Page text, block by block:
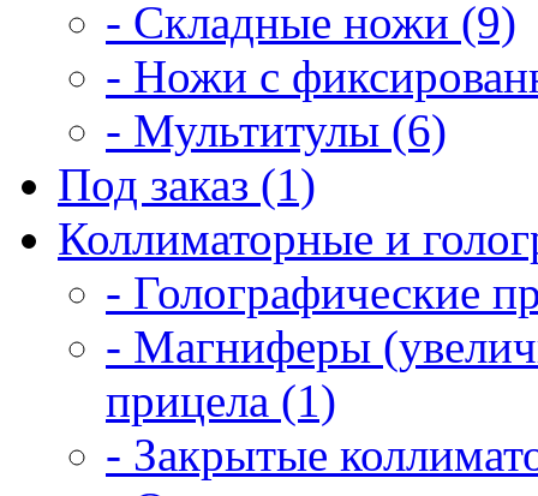
- Складные ножи (9)
- Ножи с
- Мультитулы (6)
Под заказ (1)
Коллиматорные и
- Голографические
- Магниферы
прицела (1)
- Закрытые